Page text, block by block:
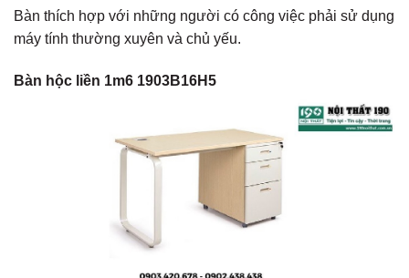
Bàn thích hợp với những người có công việc phải sử dụng
máy tính thường xuyên và chủ yếu.
Bàn hộc liền 1m6 1903B16H5